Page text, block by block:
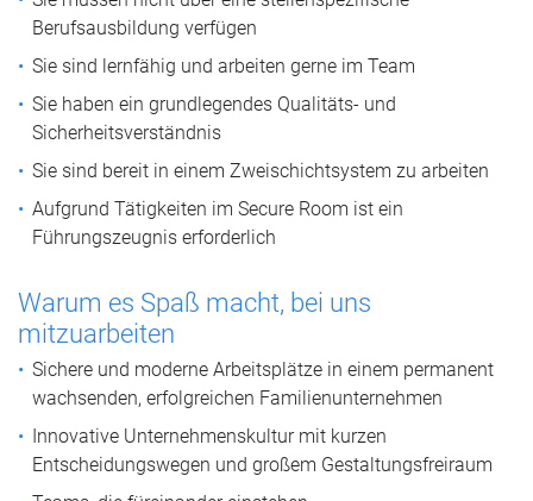
Berufsausbildung verfügen
Sie sind lernfähig und arbeiten gerne im Team
Sie haben ein grundlegendes Qualitäts- und
Sicherheitsverständnis
Sie sind bereit in einem Zweischichtsystem zu arbeiten
Aufgrund Tätigkeiten im Secure Room ist ein
Führungszeugnis erforderlich
Warum es Spaß macht, bei uns
mitzuarbeiten
Sichere und moderne Arbeitsplätze in einem permanent
wachsenden, erfolgreichen Familienunternehmen
Innovative Unternehmenskultur mit kurzen
Entscheidungswegen und großem Gestaltungsfreiraum